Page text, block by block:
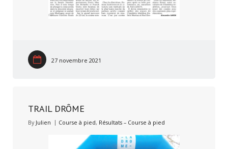
27 novembre 2021
TRAIL DRÔME
By Julien Course à pied, Résultats – Course à pied